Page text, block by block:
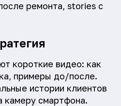
ремонта, stories с
короткие видео: как
примеры до/после.
истории клиентов
камеру смартфона.